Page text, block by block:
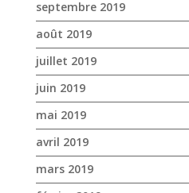
avril 2019
mars 2019
février 2019
janvier 2019
décembre 2018
novembre 2018
octobre 2018